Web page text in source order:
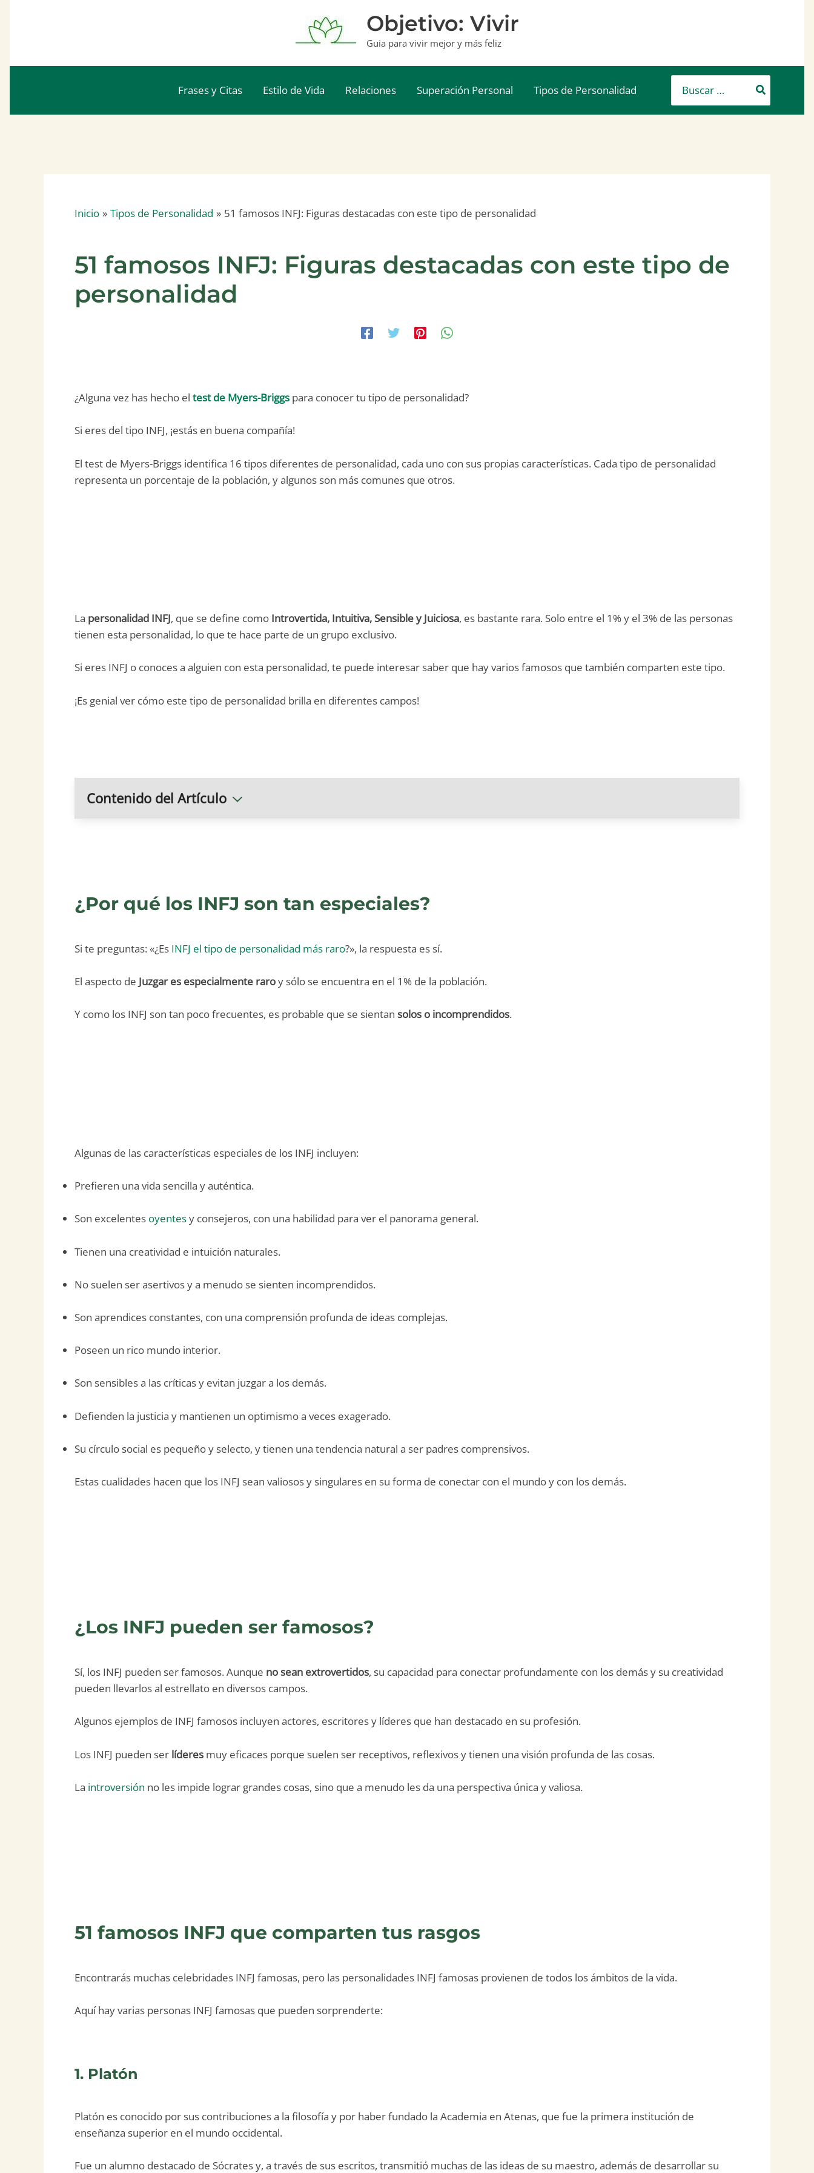
Objetivo: Vivir
Guia para vivir mejor y más feliz
Frases y Citas Estilo de Vida Relaciones Superación Personal Tipos de Personalidad
por:
Inicio Tipos de Personalidad 51 famosos INFJ: Figuras destacadas con este tipo de personalidad
51 famosos INFJ: Figuras destacadas con este tipo de
personalidad
¿Alguna vez has hecho el test de Myers-Briggs para conocer tu tipo de personalidad?
Si eres del tipo INFJ, ¡estás en buena compañía!
El test de Myers-Briggs identifica 16 tipos diferentes de personalidad, cada uno con sus propias características. Cada tipo de personalidad
representa un porcentaje de la población, y algunos son más comunes que otros.
La personalidad INFJ, que se define como Introvertida, Intuitiva, Sensible y Juiciosa, es bastante rara. Solo entre el 1% y el 3% de las personas
tienen esta personalidad, lo que te hace parte de un grupo exclusivo.
Si eres INFJ o conoces a alguien con esta personalidad, te puede interesar saber que hay varios famosos que también comparten este tipo.
¡Es genial ver cómo este tipo de personalidad brilla en diferentes campos!
Contenido del Artículo
¿Por qué los INFJ son tan especiales?
Si te preguntas: «¿Es INFJ el tipo de personalidad más raro?», la respuesta es sí.
El aspecto de Juzgar es especialmente raroy sólo se encuentra en el 1% de la población.
Y como los INFJ son tan poco frecuentes, es probable que se sientan solos o incomprendidos.
Algunas de las características especiales de los INFJ incluyen:
Prefieren una vida sencilla y auténtica.
Son excelentes oyentesy consejeros, con una habilidad para ver el panorama general.
Tienen una creatividad e intuición naturales.
No suelen ser asertivos y a menudo se sienten incomprendidos.
Son aprendices constantes, con una comprensión profunda de ideas complejas.
Poseen un rico mundo interior.
Son sensibles a las críticas y evitan juzgar a los demás.
Defienden la justicia y mantienen un optimismo a veces exagerado.
Su círculo social es pequeño y selecto, y tienen una tendencia natural a ser padres comprensivos.
Estas cualidades hacen que los INFJ sean valiosos y singulares en su forma de conectar con el mundo y con los demás.
¿Los INFJ pueden ser famosos?
Sí, los INFJ pueden ser famosos. Aunque no sean extrovertidos, su capacidad para conectar profundamente con los demás y su creatividad
pueden llevarlos al estrellato en diversos campos.
Algunos ejemplos de INFJ famosos incluyen actores, escritores y líderes que han destacado en su profesión.
Los INFJ pueden ser líderes muy eficaces porque suelen ser receptivos, reflexivos y tienen una visión profunda de las cosas.
La introversión no les impide lograr grandes cosas, sino que a menudo les da una perspectiva única y valiosa.
51 famosos INFJ que comparten tus rasgos
Encontrarás muchas celebridades INFJ famosas, pero las personalidades INFJ famosas provienen de todos los ámbitos de la vida.
Aquí hay varias personas INFJ famosas que pueden sorprenderte:
1. Platón
Platón es conocido por sus contribuciones a la filosofía y por haber fundado la Academia en Atenas, que fue la primera institución de
enseñanza superior en el mundo occidental.
Fue un alumno destacado de Sócrates y, a través de sus escritos, transmitió muchas de las ideas de su maestro, además de desarrollar su